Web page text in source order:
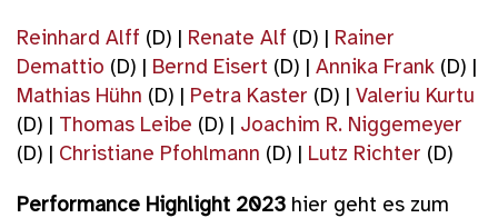
Reinhard Alff (D) | Renate Alf (D) | Rainer
Demattio (D) | Bernd Eisert (D) | Annika Frank (D) |
Mathias Hühn (D) | Petra Kaster (D) | Valeriu Kurtu
(D) | Thomas Leibe (D) | Joachim R. Niggemeyer
(D) | Christiane Pfohlmann (D) | Lutz Richter (D)
Performance Highlight 2023 hier geht es zum